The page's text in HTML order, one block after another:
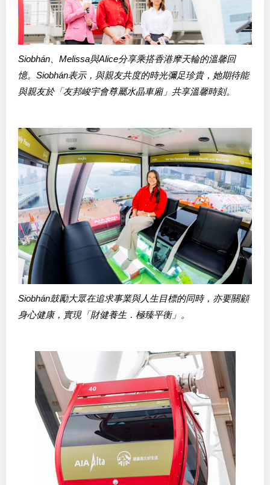
Siobhán、Melissa與Alice分享乘搭香港摩天輪的溫馨回
憶。Siobhán表示，與親友共度的時光彌足珍貴，她期待能
與親友於「友邦峻宇會尊屬水晶車廂」共享溫馨時刻。
Siobhán鼓勵大眾在追求事業與人生目標的同時，亦要關顧
身心健康，實現「財健養生．極臻平衡」。